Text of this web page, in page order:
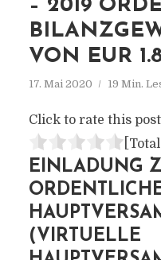
– 2019
VON EUR
17. Mai 2020 19 Min.
Click to rate this
EINLADUNG
(VIRTUELLE